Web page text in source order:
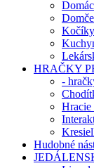
Kočíky
HRAČKY
-
Hracie
Hudobné